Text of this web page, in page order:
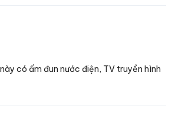
có ấm đun nước điện, TV truyền hình